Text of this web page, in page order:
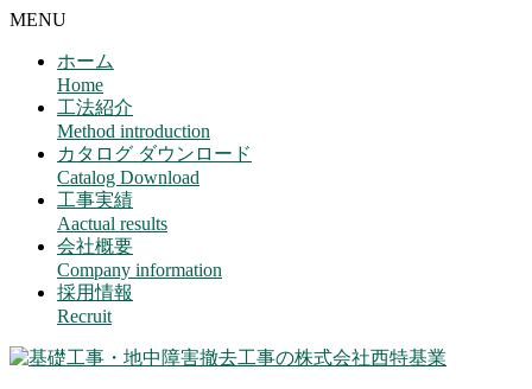
MENU
ホーム
Home
工法紹介
Method introduction
カタログ ダウンロード
Catalog Download
工事実績
Aactual results
会社概要
Company information
採用情報
Recruit